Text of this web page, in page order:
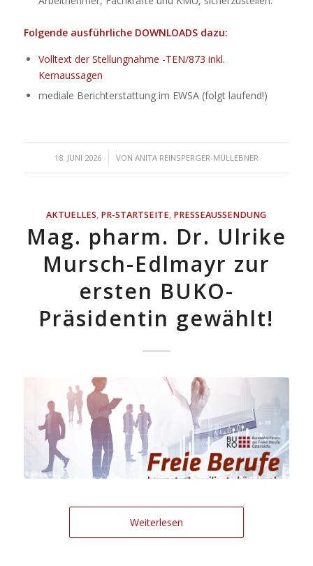
Folgende ausführliche DOWNLOADS dazu:
Volltext der Stellungnahme -TEN/873 inkl.
Kernaussagen
mediale Berichterstattung im EWSA (folgt laufend!)
18. JUNI 2026
/ VON ANITA REINSPERGER-MÜLLEBNER
AKTUELLES, PR-STARTSEITE, PRESSEAUSSENDUNG
Mag. pharm. Dr. Ulrike
Mursch-Edlmayr zur
ersten BUKO-
Präsidentin gewählt!
Weiterlesen